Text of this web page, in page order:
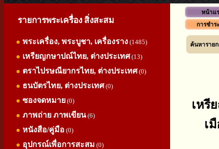
รายการพระเครื่อง สิ่งสะสม
พระเครื่อง, พระบูชา, เครื่องราง (1485)
เหรียญกษาปณ์ไทย, ต่างประเทศ(13)
ตราไปรษณียากรไทย, ต่างประเทศ(0)
ธนบัตรไทย, ต่างประเทศ(0)
ซองจดหมาย (0)
ภาพถ่าย ภาพเขียน(6)
หนังสือ/คู่มือ (0)
อุปกรณ์เพื่อการสะสม (0)
หน้าแ
การชำร
ค้นหารายก
เหรี
เ